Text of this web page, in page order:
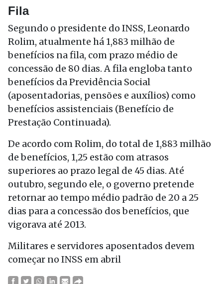
Fila
Segundo o presidente do INSS, Leonardo
Rolim, atualmente há 1,883 milhão de
benefícios na fila, com prazo médio de
concessão de 80 dias. A fila engloba tanto
benefícios da Previdência Social
(aposentadorias, pensões e auxílios) como
benefícios assistenciais (Benefício de
Prestação Continuada).
De acordo com Rolim, do total de 1,883 milhão
de benefícios, 1,25 estão com atrasos
superiores ao prazo legal de 45 dias. Até
outubro, segundo ele, o governo pretende
retornar ao tempo médio padrão de 20 a 25
dias para a concessão dos benefícios, que
vigorava até 2013.
Militares e servidores aposentados devem
começar no INSS em abril